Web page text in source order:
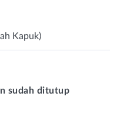
Kapuk)
sudah ditutup